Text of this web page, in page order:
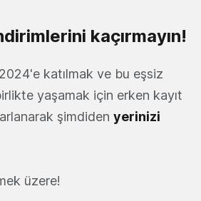
kaçırmayın!
katılmak ve bu eşsiz
yaşamak için erken kayıt
şimdiden yerinizi
üzere!